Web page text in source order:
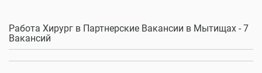
Работа Хирург в Партнерские Вакансии в Мытищах - 7
Вакансий